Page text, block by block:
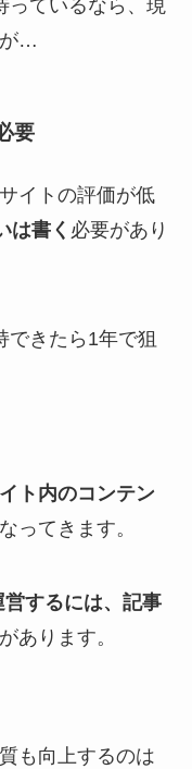
っているなら、現
が…
要
イトの評価が低
は書く 必要があり
きたら1年で狙
ト内のコンテン
ってきます。
するには、記事
あります。
も向上するのは